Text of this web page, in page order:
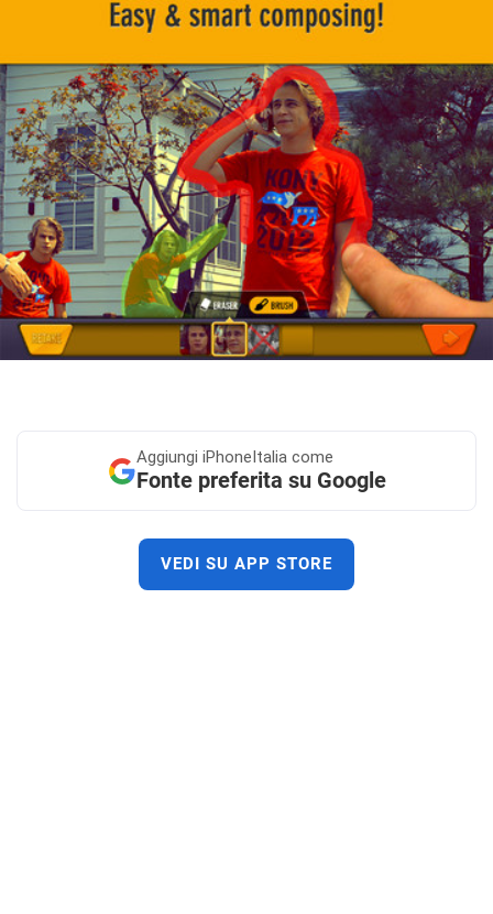
Aggiungi iPhoneItalia come
Fonte preferita su Google
VEDI SU APP STORE